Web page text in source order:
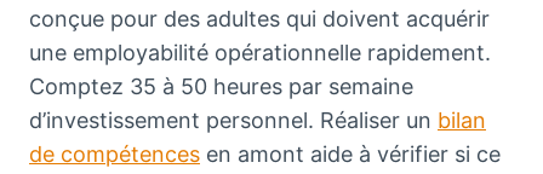
conçue pour des adultes qui doivent acquérir
une employabilité opérationnelle rapidement.
Comptez 35 à 50 heures par semaine
d’investissement personnel. Réaliser un bilan
de compétences en amont aide à vérifier si ce